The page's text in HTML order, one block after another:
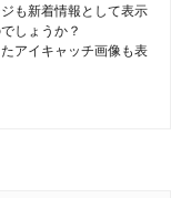
も新着情報として表示
しょうか？
アイキャッチ画像も表